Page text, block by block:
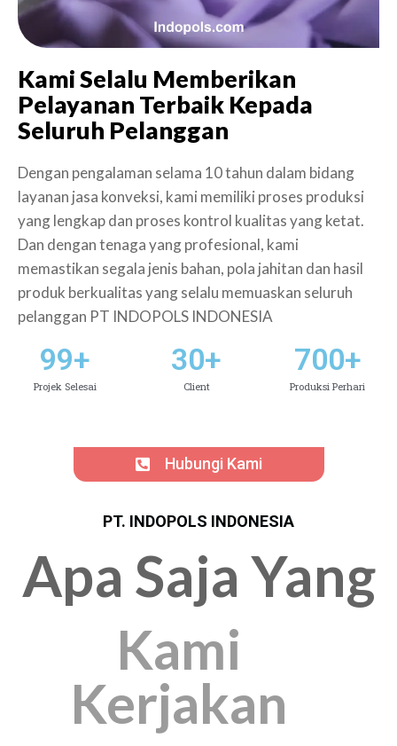
Kami Selalu Memberikan
Pelayanan Terbaik Kepada
Seluruh Pelanggan
Dengan pengalaman selama 10 tahun dalam bidang
layanan jasa konveksi, kami memiliki proses produksi
yang lengkap dan proses kontrol kualitas yang ketat.
Dan dengan tenaga yang profesional, kami
memastikan segala jenis bahan, pola jahitan dan hasil
produk berkualitas yang selalu memuaskan seluruh
pelanggan PT INDOPOLS INDONESIA
Hubungi Kami
99+
Projek Selesai
30+
Client
700+
Produksi Perhari
PT. INDOPOLS INDONESIA
Apa Saja Yang
Kami
Kerjakan